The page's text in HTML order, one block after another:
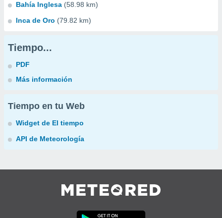
Bahía Inglesa (58.98 km)
Inca de Oro (79.82 km)
Tiempo...
PDF
Más información
Tiempo en tu Web
Widget de El tiempo
API de Meteorología